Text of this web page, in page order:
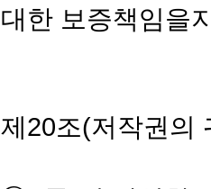
대한 보증책임을
제20조(저작권의